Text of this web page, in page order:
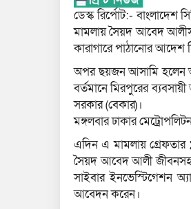
ডেস্ক রির্পোট:- বাংলাদেশ
মামলায় সৈয়দ আবেদ
কারাগারে পাঠানোর
অপর ছয়জন আসামি হলেন
বর্তমানে মিরপুরের
সরকার (বেকার)।
মঙ্গলবার ঢাকার
এদিন এ মামলায়
সৈয়দ আবেদ আলী জীবনসহ
সাইবার ইনভেস্টিগেশন
আবেদন করেন।